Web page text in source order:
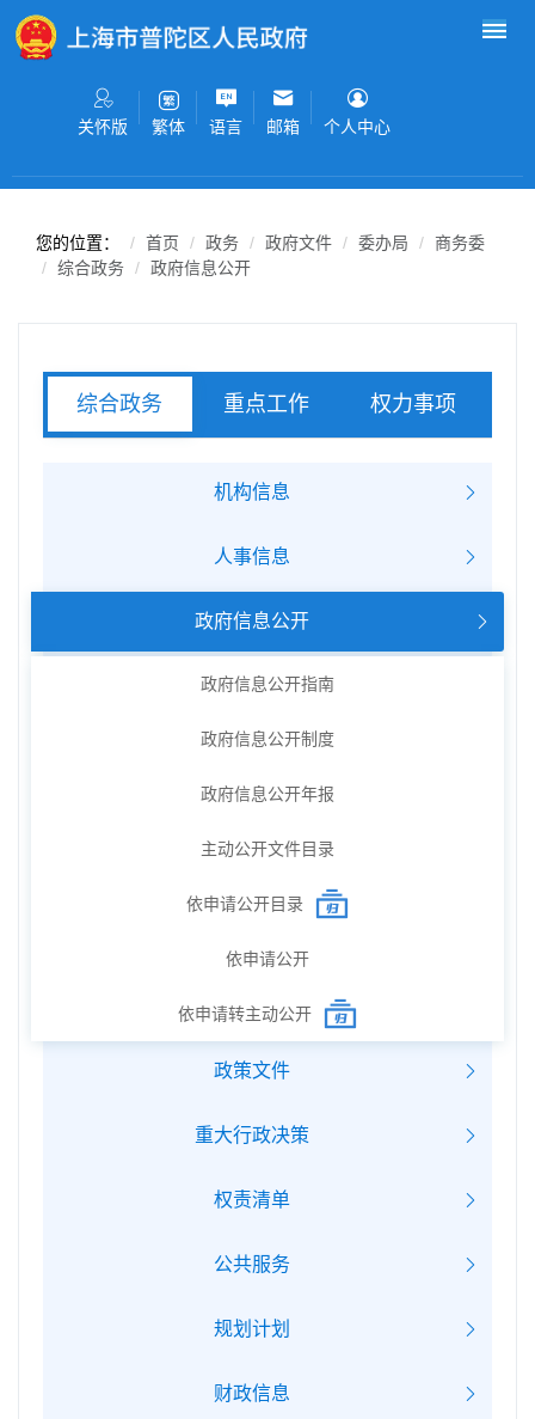
无障碍操作说明
关怀版 繁体 语言 邮箱 个人中心
您的位置： 首页 政务 政府文件 委办局
商务委
综合政务
政府信息公开
综合政务 重点工作 权力事项
机构信息
人事信息
政府信息公开
政府信息公开指南
政府信息公开制度
政府信息公开年报
主动公开文件目录
依申请公开目录
依申请公开
依申请转主动公开
政策文件
重大行政决策
权责清单
公共服务
规划计划
财政信息